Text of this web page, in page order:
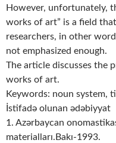
However, unfortunately,
works of art” is a field
researchers, in other
not emphasized enough.
The article discusses the
works of art.
Keywords: noun system,
İstifadə olunan ədəbiyyat
1. Azərbaycan
materialları.Bakı-1993.